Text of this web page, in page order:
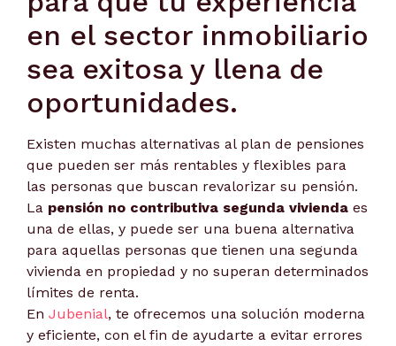
en el sector inmobiliario
sea exitosa y llena de
oportunidades.
Existen muchas alternativas al plan de pensiones
que pueden ser más rentables y flexibles para
las personas que buscan revalorizar su pensión.
La pensión no contributiva segunda vivienda es
una de ellas, y puede ser una buena alternativa
para aquellas personas que tienen una segunda
vivienda en propiedad y no superan determinados
límites de renta.
En Jubenial, te ofrecemos una solución moderna
y eficiente, con el fin de ayudarte a evitar errores